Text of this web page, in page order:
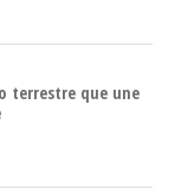
terrestre que une